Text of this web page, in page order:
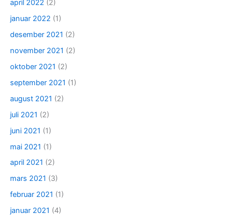
april 2022 (2)
januar 2022 (1)
desember 2021 (2)
november 2021 (2)
oktober 2021 (2)
september 2021 (1)
august 2021 (2)
juli 2021 (2)
juni 2021 (1)
mai 2021 (1)
april 2021 (2)
mars 2021 (3)
februar 2021 (1)
januar 2021 (4)